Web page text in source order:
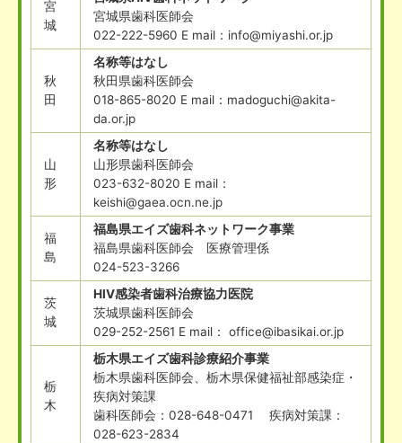
宮
城
宮城県歯科医師会
022-222-5960 E mail：info@miyashi.or.jp
秋
田
名称等はなし
秋田県歯科医師会
018-865-8020 E mail：madoguchi@akita-
da.or.jp
山
形
名称等はなし
山形県歯科医師会
023-632-8020 E mail：
keishi@gaea.ocn.ne.jp
福
島
福島県エイズ歯科ネットワーク事業
福島県歯科医師会 医療管理係
024-523-3266
茨
城
HIV感染者歯科治療協力医院
茨城県歯科医師会
029-252-2561 E mail： office@ibasikai.or.jp
栃
木
栃木県エイズ歯科診療紹介事業
栃木県歯科医師会、栃木県保健福祉部感染症・
疾病対策課
歯科医師会：028-648-0471 疾病対策課：
028-623-2834